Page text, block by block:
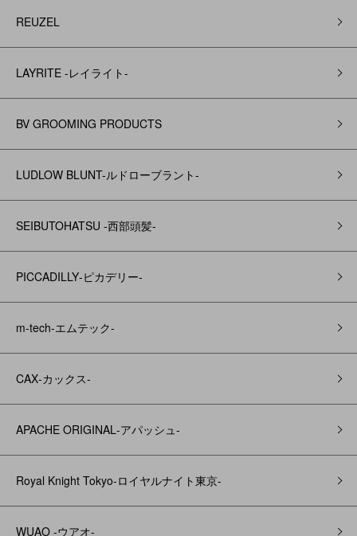
REUZEL
LAYRITE -レイライト-
BV GROOMING PRODUCTS
LUDLOW BLUNT-ルドローブラント-
SEIBUTOHATSU -西部頭髪‐
PICCADILLY‐ピカデリー‐
m-tech-エムテック-
CAX‐カックス‐
APACHE ORIGINAL‐アパッシュ‐
Royal Knight Tokyo-ロイヤルナイト東京-
WUAO -ウアオ-